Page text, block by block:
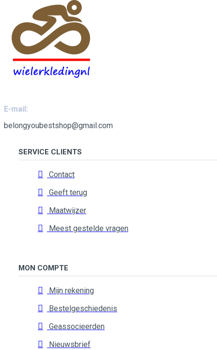
E-mail:
belongyoubestshop@gmail.com
SERVICE CLIENTS
Contact
Geeft terug
Maatwijzer
Meest gestelde vragen
MON COMPTE
Mijn rekening
Bestelgeschiedenis
Geassocieerden
Nieuwsbrief